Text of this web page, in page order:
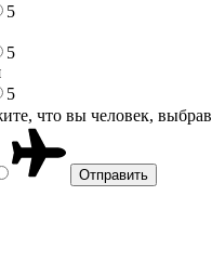
5
5
5
что вы человек, выбрав